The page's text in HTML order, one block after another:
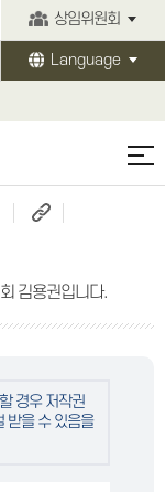
상임위원회
Language
김용권입니다.
경우 저작권
받을 수 있음을